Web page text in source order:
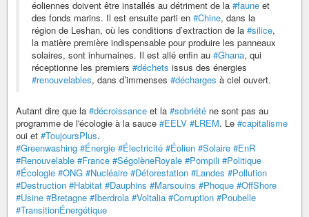
éoliennes doivent être installés au détriment de la #faune et
des fonds marins. Il est ensuite parti en #Chine, dans la
région de Leshan, où les conditions d’extraction de la #silice,
la matière première indispensable pour produire les panneaux
solaires, sont inhumaines. Il est allé enfin au #Ghana, qui
réceptionne les premiers #déchets issus des énergies
#renouvelables, dans d’immenses #décharges à ciel ouvert.
Autant dire que la #décroissance et la #sobriété ne sont pas au
programme de l'écologie à la sauce #EELV #LREM. Le #capitalisme
oui et #ToujoursPlus.
#Greenwashing #Énergie #Électricité #Éolien #Solaire #EnR
#Renouvelable #France #SégolèneRoyale #Pompili #Politique
#Écologie #ONG #Nucléaire #Déforestation #Landes #Pollution
#Destruction #Habitat #Dauphins #Marsouins #Phoque #OffShore
#Usine #Bretagne #Iberdrola #Voltalia #Corruption #Poubelle
#TransitionÉnergétique